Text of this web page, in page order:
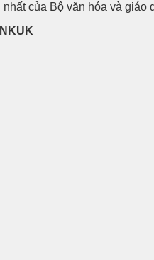
của Bộ văn hóa và giáo